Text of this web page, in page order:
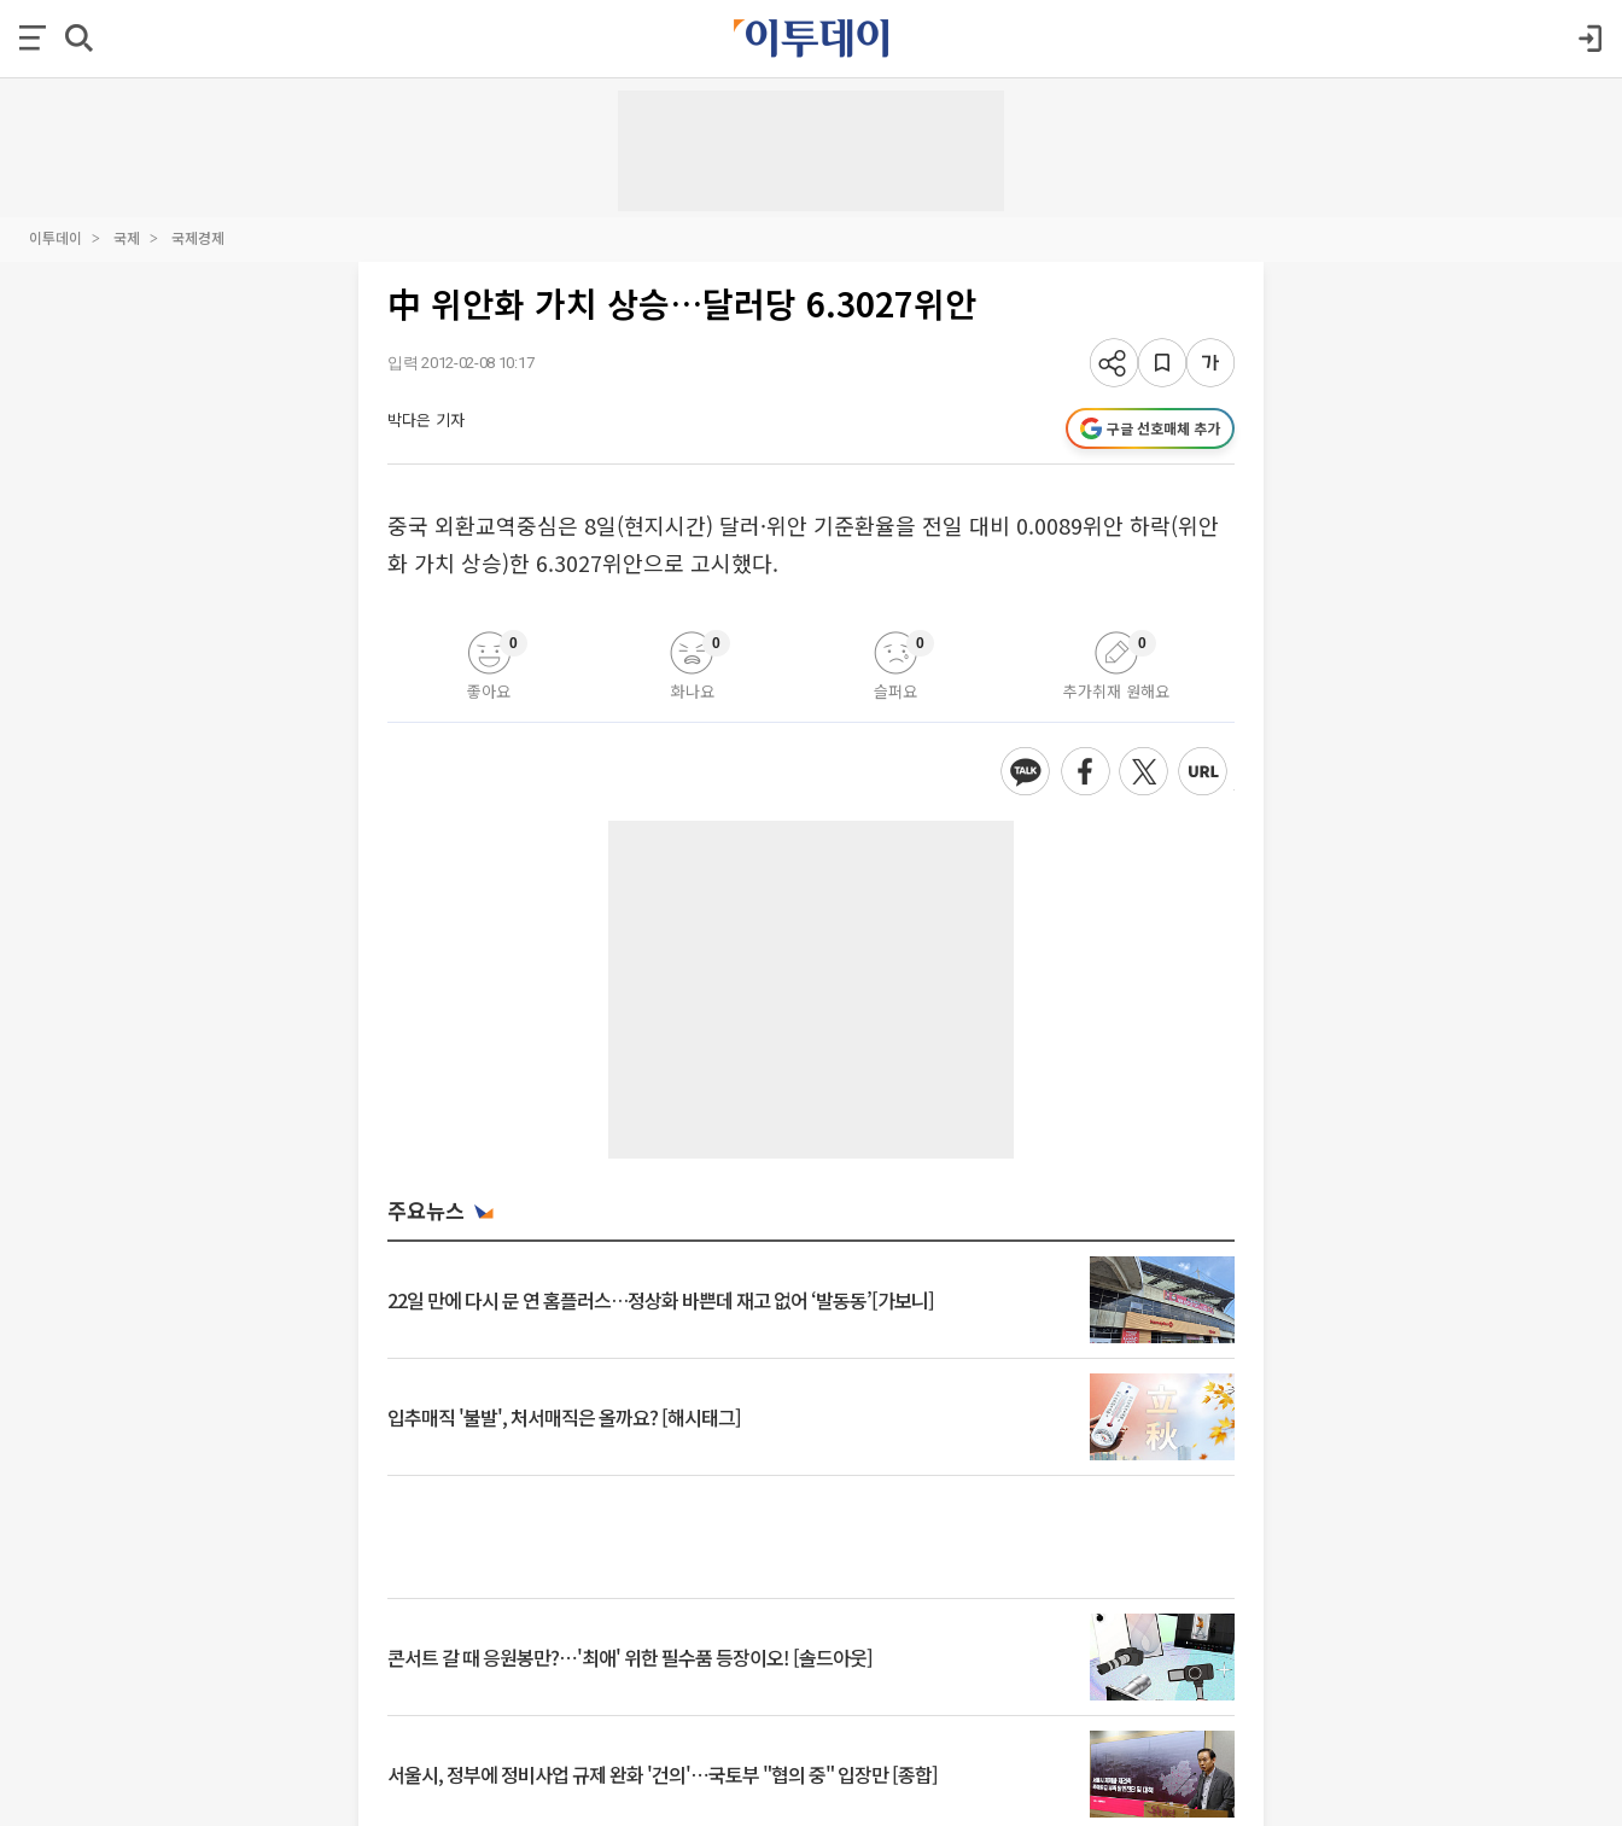
이투데이 국제 국제경제
中 위안화 가치 상승…달러당 6.3027위안
입력 2012-02-08 10:17
박다은 기자 구글 선호매체 추가
중국 외환교역중심은 8일(현지시간) 달러·위안 기준환율을 전일 대비 0.0089위안 하락(위안
화 가치 상승)한 6.3027위안으로 고시했다.
좋아요
0
화나요
0
슬퍼요
0
추가취재 원해요
0
주요뉴스
22일 만에 다시 문 연 홈플러스…정상화 바쁜데 재고 없어 ‘발동동’[가보니]
입추매직 '불발', 처서매직은 올까요? [해시태그]
콘서트 갈 때 응원봉만?⋯'최애' 위한 필수품 등장이오! [솔드아웃]
서울시, 정부에 정비사업 규제 완화 '건의'⋯국토부 "협의 중" 입장만 [종합]